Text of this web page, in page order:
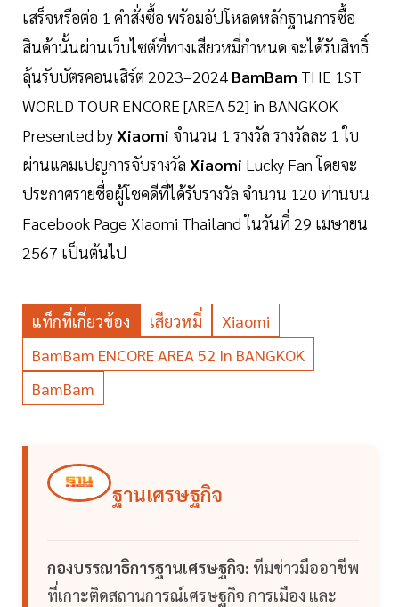
เสร็จหรือต่อ 1 คำสั่งซื้อ พร้อมอัปโหลดหลักฐานการซื้อ
สินค้านั้นผ่านเว็บไซต์ที่ทางเสียวหมี่กำหนด จะได้รับสิทธิ์
ลุ้นรับบัตรคอนเสิร์ต 2023–2024 BamBam THE 1ST
WORLD TOUR ENCORE [AREA 52] in BANGKOK
Presented by Xiaomi จำนวน 1 รางวัล รางวัลละ 1 ใบ
ผ่านแคมเปญการจับรางวัล Xiaomi Lucky Fan โดยจะ
ประกาศรายชื่อผู้โชคดีที่ได้รับรางวัล จำนวน 120 ท่านบน
Facebook Page Xiaomi Thailand ในวันที่ 29 เมษายน
2567 เป็นต้นไป
แท็กที่เกี่ยวข้อง เสียวหมี่
Xiaomi
BamBam ENCORE AREA 52 In BANGKOK
BamBam
ฐานเศรษฐกิจ
กองบรรณาธิการฐานเศรษฐกิจ: ทีมข่าวมืออาชีพ
ที่เกาะติดสถานการณ์เศรษฐกิจ การเมือง และ